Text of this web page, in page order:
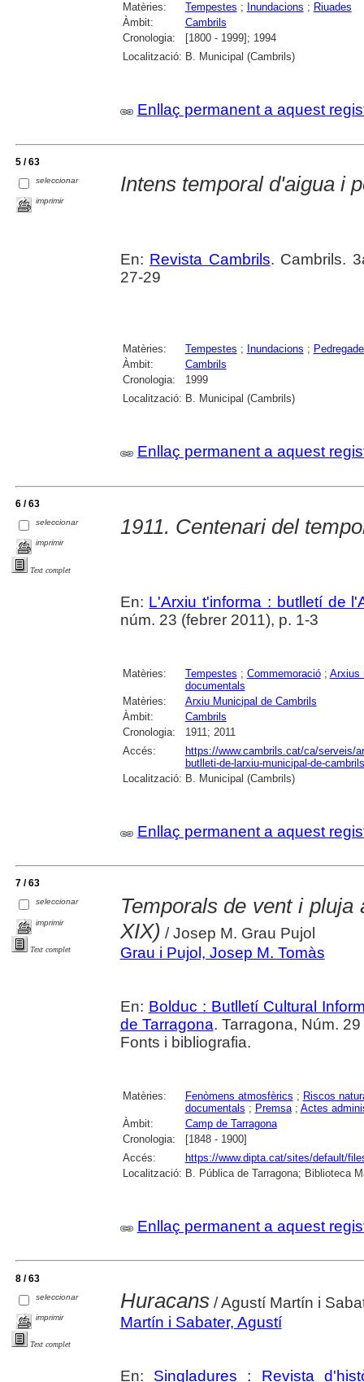
Matèries: Tempestes ; Inundacions ; Riuades
Àmbit:
Cambrils
Cronologia:
[1800 - 1999]; 1994
Localització: B. Municipal (Cambrils)
Enllaç permanent a aquest
5 / 63
seleccionar
imprimir
Intens temporal d'aigua i
En: Revista Cambrils. Cambrils.
27-29
Matèries: Tempestes ; Inundacions ;
Àmbit:
Cambrils
Cronologia:
1999
Localització: B. Municipal (Cambrils)
Enllaç permanent a aquest
6 / 63
seleccionar
imprimir
Text complet
1911. Centenari del
En: L'Arxiu t'informa : butlletí de
núm. 23 (febrer 2011), p. 1-3
Matèries: Tempestes ; Commemoració; Arxius
documentals
Matèries:
Arxiu Municipal de Cambrils
Àmbit:
Cambrils
Cronologia:
1911; 2011
Accés:
https://www.cambrils.cat/ca/serveis/
butlleti-de-larxiu-municipal-de-
Localització: B. Municipal (Cambrils)
Enllaç permanent a aquest
7 / 63
seleccionar
imprimir
Text complet
Temporals de vent i
XIX) / Josep M. Grau Pujol
Grau i Pujol, Josep M. Tomàs
En: Bolduc : Butlletí Cultural
de Tarragona. Tarragona, Núm.
Fonts i bibliografia.
Matèries: Fenòmens atmosfèrics ; Riscos
documentals ; Premsa; Actes
Àmbit:
Camp de Tarragona
Cronologia:
[1848 - 1900]
Accés:
https://www.dipta.cat/sites/default/
Localització: B. Pública de Tarragona; Biblioteca
Enllaç permanent a aquest
8 / 63
seleccionar
imprimir
Text complet
Huracans/ Agustí Martín i
Martín i Sabater, Agustí
En: Singladures : Revista